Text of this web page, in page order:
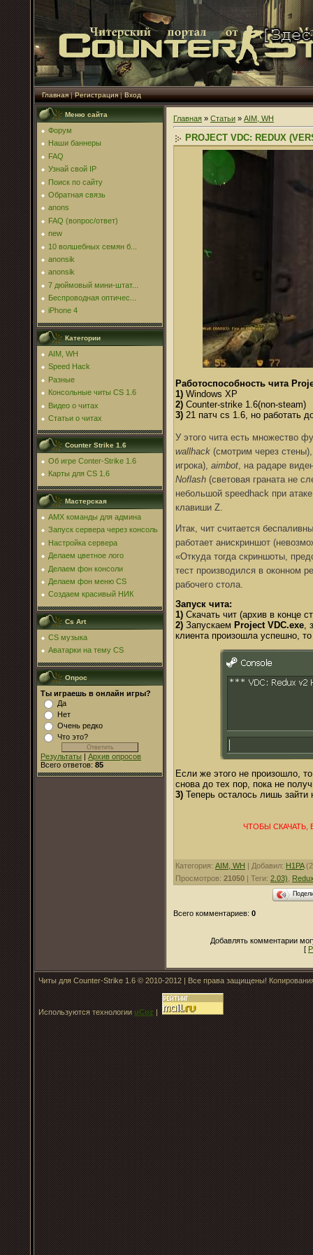
Главная|Регистрация|Вход
Меню сайта
Форум
Наши баннеры
FAQ
Узнай свой IP
Поиск по сайту
Обратная связь
anons
FAQ (вопрос/ответ)
new
10 волшебных семян б...
anonsik
anonsik
7 дюймовый мини-штат...
Беспроводная оптичес...
iPhone 4
Категории
AIM, WH
Speed Hack
Разные
Консольные читы CS 1.6
Видео о читах
Статьи о читах
Counter Strike 1.6
Об игре Conter-Strike 1.6
Карты для CS 1.6
Мастерская
AMX команды для админа
Запуск сервера через консоль
Настройка сервера
Делаем цветное лого
Делаем фон консоли
Делаем фон меню CS
Создаем красивый НИК
Cs Art
CS музыка
Аватарки на тему CS
Опрос
Ты играешь в онлайн игры?
Да
Нет
Очень редко
Что это?
Результаты | Архив опросов
Всего ответов: 85
Главная » Статьи » AIM, WH
PROJECT VDC: REDUX
Работоспособность чита
1) Windows XP
2) Counter-strike 1.6(non-steam)
3) 21 патч cs 1.6, но работать
У этого чита есть множество
wallhack (смотрим через
игрока), aimbot , на радаре
Noflash (световая граната не
небольшой speedhack при
клавиши Z.
Итак, чит считается
работает анискриншот
«Откуда тогда скриншоты,
тест производился в оконном
рабочего стола.
Запуск чита:
1) Скачать чит (архив в конце
2) Запускаем Project VDC.exe
клиента произошла успешно,
Если же этого не произошло,
снова до тех пор, пока не
3) Теперь осталось лишь зайти
ЧТОБЫ СКАЧАТЬ,
Категория: AIM, WH | Добавил: H1PA
Просмотров: 21050 | Теги: 2.03)
Всего комментариев: 0
Добавлять комментарии
[
Читы для Counter-Strike 1.6 © 2010-2012 | Все права защищены!
Используются технологииuCoz|